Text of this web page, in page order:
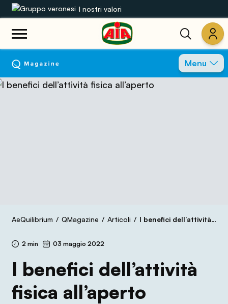
I nostri valori
Le nostre gamme
Ricette
Menu
AeQuilibrium QMagazine Articoli I benefici dell’attività fisica all’aperto
2 min 03 maggio 2022
I benefici dell’attività
fisica all’aperto